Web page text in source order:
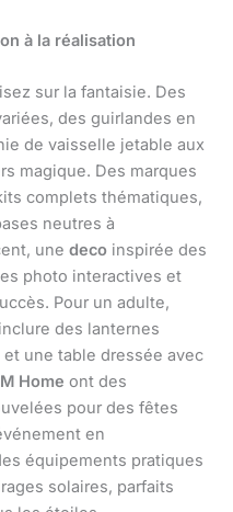
à la réalisation
sur la fantaisie. Des
des guirlandes en
de vaisselle jetable aux
magique. Des marques
complets thématiques,
neutres à
une deco inspirée des
photo interactives et
Pour un adulte,
des lanternes
une table dressée avec
Home ont des
pour des fêtes
en
équipements pratiques
solaires, parfaits